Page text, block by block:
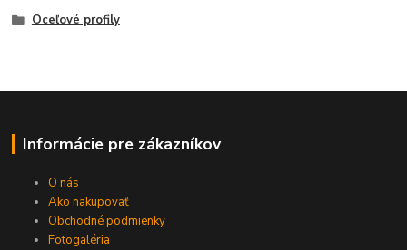
Oceľové profily
Informácie pre zákazníkov
O nás
Ako nakupovať
Obchodné podmienky
Fotogaléria